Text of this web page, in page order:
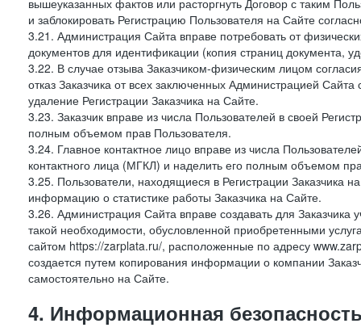
вышеуказанных фактов или расторгнуть Договор с таким
и заблокировать Регистрацию Пользователя на Сайте
3.21. Администрация Сайта вправе потребовать от
документов для идентификации (копия страниц документа,
3.22. В случае отзыва Заказчиком-физическим лицом
отказ Заказчика от всех заключенных Администрацией
удаление Регистрации Заказчика на Сайте.
3.23. Заказчик вправе из числа Пользователей в своей
полным объемом прав Пользователя.
3.24. Главное контактное лицо вправе из числа
контактного лица (МГКЛ) и наделить его полным объемом
3.25. Пользователи, находящиеся в Регистрации Заказчика
информацию о статистике работы Заказчика на Сайте.
3.26. Администрация Сайта вправе создавать для
такой необходимости, обусловленной приобретенными
сайтом https://zarplata.ru/, расположенные по адресу
создается путем копирования информации о компании
самостоятельно на Сайте.
4. Информационная